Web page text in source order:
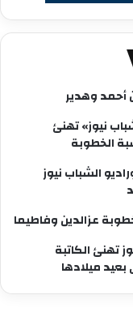
أحمد وهدير
نيوز» تهنئ
الخطوبة
الشباب نيوز
عزالدين وفاطيما
تهنئ الكاتبة
ميلادها